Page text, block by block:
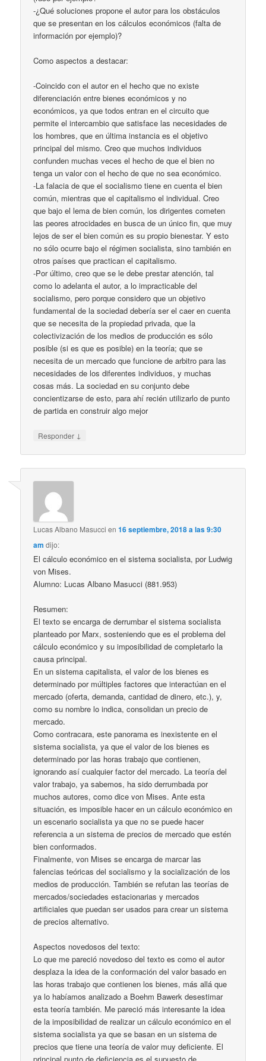
-¿Qué soluciones propone el autor para los obstáculos
que se presentan en los cálculos económicos (falta de
información por ejemplo)?
Como aspectos a destacar:
-Coincido con el autor en el hecho que no existe
diferenciación entre bienes económicos y no
económicos, ya que todos entran en el circuito que
permite el intercambio que satisface las necesidades de
los hombres, que en última instancia es el objetivo
principal del mismo. Creo que muchos individuos
confunden muchas veces el hecho de que el bien no
tenga un valor con el hecho de que no sea económico.
-La falacia de que el socialismo tiene en cuenta el bien
común, mientras que el capitalismo el individual. Creo
que bajo el lema de bien común, los dirigentes cometen
las peores atrocidades en busca de un único fin, que muy
lejos de ser el bien común es su propio bienestar. Y esto
no sólo ocurre bajo el régimen socialista, sino también en
otros países que practican el capitalismo.
-Por último, creo que se le debe prestar atención, tal
como lo adelanta el autor, a lo impracticable del
socialismo, pero porque considero que un objetivo
fundamental de la sociedad debería ser el caer en cuenta
que se necesita de la propiedad privada, que la
colectivización de los medios de producción es sólo
posible (si es que es posible) en la teoría; que se
necesita de un mercado que funcione de arbitro para las
necesidades de los diferentes individuos, y muchas
cosas más. La sociedad en su conjunto debe
concientizarse de esto, para ahí recién utilizarlo de punto
de partida en construir algo mejor
Responder ↓
Lucas Albano Masucci en16 septiembre, 2018 a las 9:30
am dijo:
El cálculo económico en el sistema socialista, por Ludwig
von Mises.
Alumno: Lucas Albano Masucci (881.953)
Resumen:
El texto se encarga de derrumbar el sistema socialista
planteado por Marx, sosteniendo que es el problema del
cálculo económico y su imposibilidad de completarlo la
causa principal.
En un sistema capitalista, el valor de los bienes es
determinado por múltiples factores que interactúan en el
mercado (oferta, demanda, cantidad de dinero, etc.), y,
como su nombre lo indica, consolidan un precio de
mercado.
Como contracara, este panorama es inexistente en el
sistema socialista, ya que el valor de los bienes es
determinado por las horas trabajo que contienen,
ignorando así cualquier factor del mercado. La teoría del
valor trabajo, ya sabemos, ha sido derrumbada por
muchos autores, como dice von Mises. Ante esta
situación, es imposible hacer en un cálculo económico en
un escenario socialista ya que no se puede hacer
referencia a un sistema de precios de mercado que estén
bien conformados.
Finalmente, von Mises se encarga de marcar las
falencias teóricas del socialismo y la socialización de los
medios de producción. También se refutan las teorías de
mercados/sociedades estacionarias y mercados
artificiales que puedan ser usados para crear un sistema
de precios alternativo.
Aspectos novedosos del texto:
Lo que me pareció novedoso del texto es como el autor
desplaza la idea de la conformación del valor basado en
las horas trabajo que contienen los bienes, más allá que
ya lo habíamos analizado a Boehm Bawerk desestimar
esta teoría también. Me pareció más interesante la idea
de la imposibilidad de realizar un cálculo económico en el
sistema socialista ya que se basan en un sistema de
precios que tiene una teoría de valor muy deficiente. El